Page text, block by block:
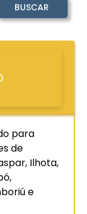
BUSCAR
para
de
Ilhota,
e